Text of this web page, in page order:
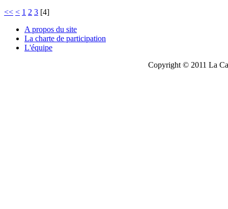
<< < 1 2 3 [4]
A propos du site
La charte de participation
L'équipe
Copyright © 2011 La